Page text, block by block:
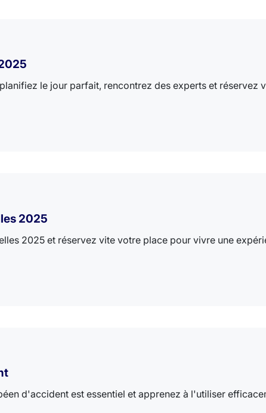
le jour parfait, rencontrez des experts et réservez
2025
2025 et réservez vite votre place pour vivre une
d'accident est essentiel et apprenez à l'utiliser